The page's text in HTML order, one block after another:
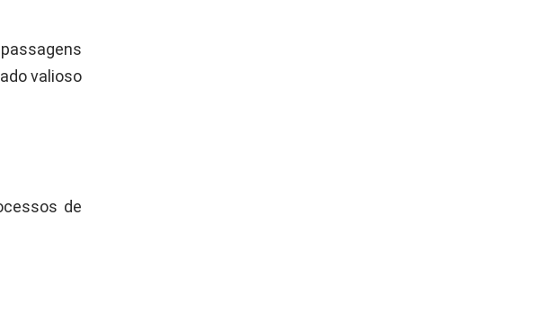
valioso
de